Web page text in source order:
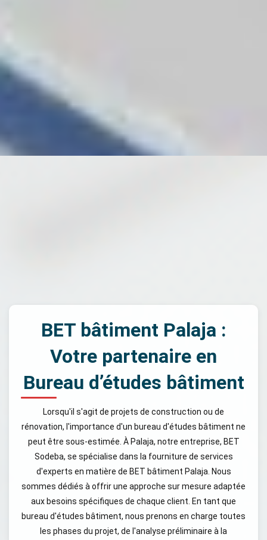
BET bâtiment Palaja :
Votre partenaire en
Bureau d’études bâtiment
Lorsqu'il s'agit de projets de construction ou de
rénovation, l'importance d'un bureau d'études bâtiment ne
peut être sous-estimée. À Palaja, notre entreprise, BET
Sodeba, se spécialise dans la fourniture de services
d'experts en matière de BET bâtiment Palaja. Nous
sommes dédiés à offrir une approche sur mesure adaptée
aux besoins spécifiques de chaque client. En tant que
bureau d'études bâtiment, nous prenons en charge toutes
les phases du projet, de l'analyse préliminaire à la